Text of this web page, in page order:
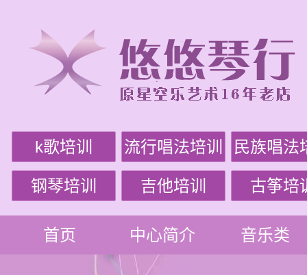
k歌培训 流行唱法培训 民族唱法
钢琴培训 吉他培训 古筝培
首页 中心简介 音乐类